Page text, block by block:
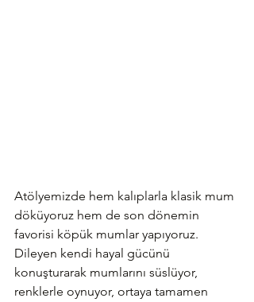
Atölyemizde hem kalıplarla klasik mum
döküyoruz hem de son dönemin
favorisi köpük mumlar yapıyoruz.
Dileyen kendi hayal gücünü
konuşturarak mumlarını süslüyor,
renklerle oynuyor, ortaya tamamen